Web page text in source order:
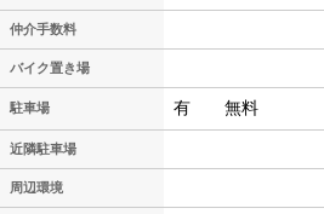
仲介手数料
バイク置き場
駐車場 有 無料
近隣駐車場
周辺環境